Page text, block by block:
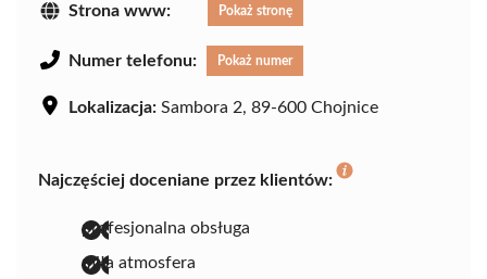
Strona www: Pokaż stronę
Numer telefonu: Pokaż numer
Lokalizacja: Sambora 2, 89-600 Chojnice
Najczęściej doceniane przez klientów:
profesjonalna obsługa
miła atmosfera